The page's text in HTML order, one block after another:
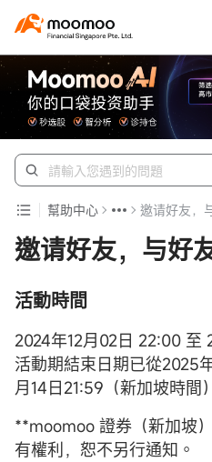
幫助中心 邀请好友，
邀请好友，与好
活動時間
2024年12月02日 22:00 至
活動期結束日期已從2025
月14日21:59（新加坡時間
**moomoo 證券（新加坡
有權利，恕不另行通知。